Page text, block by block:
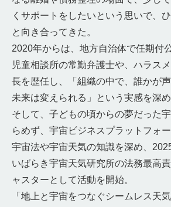
くサポートをしたいという思いで、
と向き合ってきた。
2020年からは、地方自治体で任期付
児童相談所の常勤弁護士や、ハラス
長を歴任し、「組織の中で、誰かが声
未来は変えられる」という実感を深め
そして、子どもの頃からの夢だった
らめず、宇宙ビジネスプラットフォ
宇宙法や宇宙天気の知識を深め、
いばらき宇宙天気研究所の法務最高
ャスターとして活動を開始。
「地上と宇宙をつなぐシームレス天